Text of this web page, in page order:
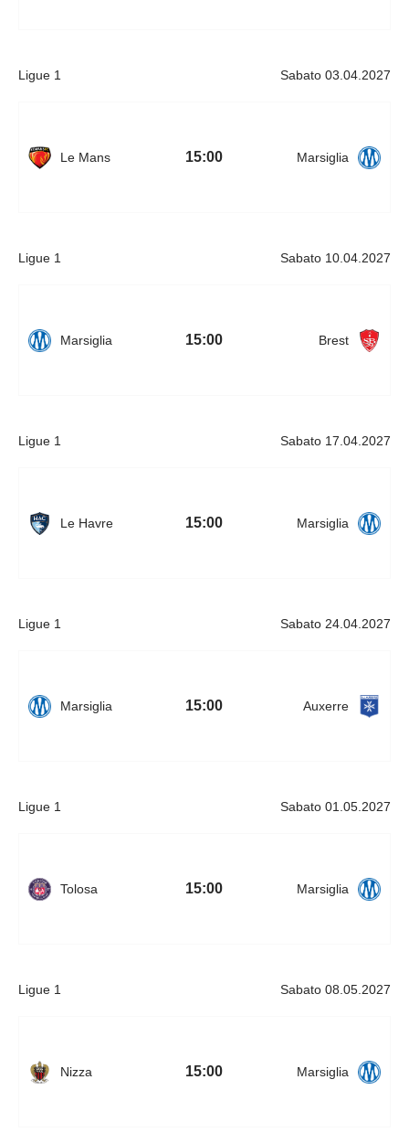
Ligue 1 Sabato 03.04.2027
Le Mans 15:00 Marsiglia
Ligue 1 Sabato 10.04.2027
Marsiglia 15:00 Brest
Ligue 1 Sabato 17.04.2027
Le Havre 15:00 Marsiglia
Ligue 1 Sabato 24.04.2027
Marsiglia 15:00 Auxerre
Ligue 1 Sabato 01.05.2027
Tolosa 15:00 Marsiglia
Ligue 1 Sabato 08.05.2027
Nizza 15:00 Marsiglia